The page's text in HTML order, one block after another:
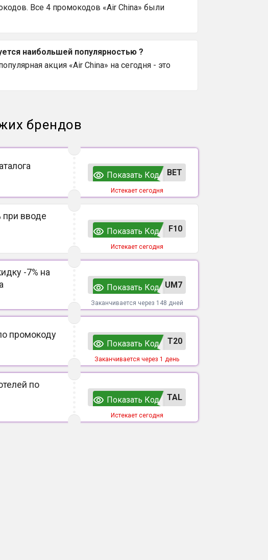
Все 4 промокодов «Air China» были
наибольшей популярностью ?
акция «Air China» на сегодня - это
брендов
ВЕТ
Показать Код
Истекает сегодня
при вводе
F10
Показать Код
Истекает сегодня
-7% на
UM7
Показать Код
Заканчивается через 148 дней
промокоду
T20
Показать Код
Заканчивается через 1 день
по
TAL
Показать Код
Истекает сегодня